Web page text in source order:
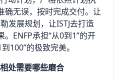
确无误，按时完成交付。让
发展规划，让ISTJ去打造
ENFP承担“从0到1”的开
100”的极致完美。
处需要哪些磨合